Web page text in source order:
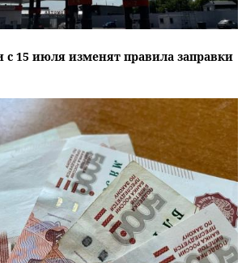
с 15 июля изменят правила заправки